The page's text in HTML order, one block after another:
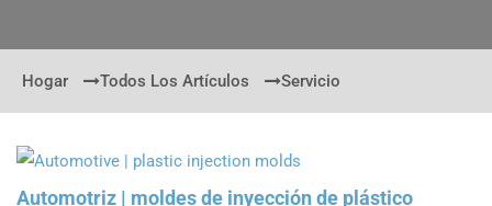
Hogar Todos Los Artículos Servicio
Automotriz | moldes de inyección de plástico